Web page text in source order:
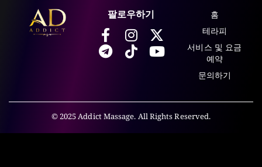
팔로우하기
홈
테라피
서비스 및 요금
예약
문의하기
© 2025 Addict Massage. All Rights Reserved.